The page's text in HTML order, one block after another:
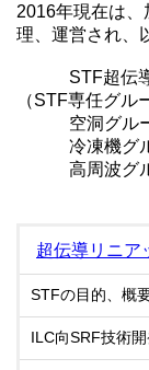
2016年現在は
理、運営され、
STF超伝導加
（STF専任グル
空洞グルー
冷凍機グル
高周波グル
超伝導リニア
STFの目的、概
ILC向SRF技術開